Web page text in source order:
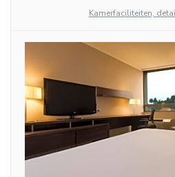
Kamerfaciliteiten,